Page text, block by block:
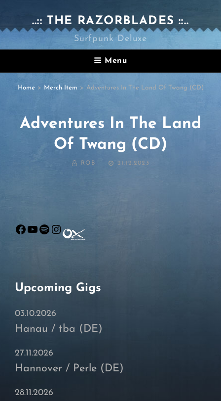
..:: THE RAZORBLADES ::..
Surfpunk Deluxe
Menu
Home > Merch Item > Adventures In The Land Of Twang (CD)
Adventures In The Land
Of Twang (CD)
BY ROB
POSTED
21.12.2023
Facebook
YouTube
Spotify
Instagram
Upcoming Gigs
03.10.2026
Hanau / tba (DE)
27.11.2026
Hannover / Perle (DE)
28.11.2026